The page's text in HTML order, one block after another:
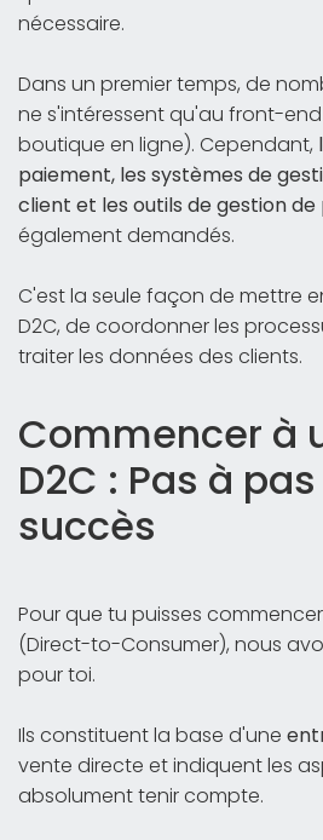
nécessaire.
Dans un premier temps, de
ne s'intéressent qu'au front-
boutique en ligne). Cependant,
paiement, les systèmes de
client et les outils de gestion
également demandés.
C'est la seule façon de mettre
D2C, de coordonner les
traiter les données des clients.
Commencer à
D2C : Pas à
succès
Pour que tu puisses
(Direct-to-Consumer), nous
pour toi.
Ils constituent la base d'une
vente directe et indiquent les
absolument tenir compte.